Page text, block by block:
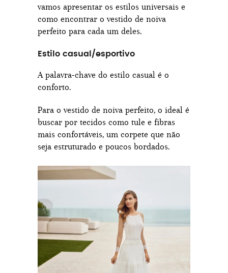
vamos apresentar os estilos universais e
como encontrar o vestido de noiva
perfeito para cada um deles.
Estilo casual/esportivo
A palavra-chave do estilo casual é o
conforto.
Para o vestido de noiva perfeito, o ideal é
buscar por tecidos como tule e fibras
mais confortáveis, um corpete que não
seja estruturado e poucos bordados.